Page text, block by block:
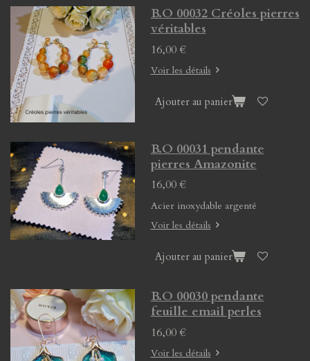
B.O 00032 Créoles pierres
véritables
16,00 €
Voir les détails
Ajouter au panier
B.O 00031 pendante
pierres Amazonite
16,00 €
Acier inoxydable argenté
Voir les détails
Ajouter au panier
B.O 00030 pendante
feuille email perles
16,00 €
Voir les détails